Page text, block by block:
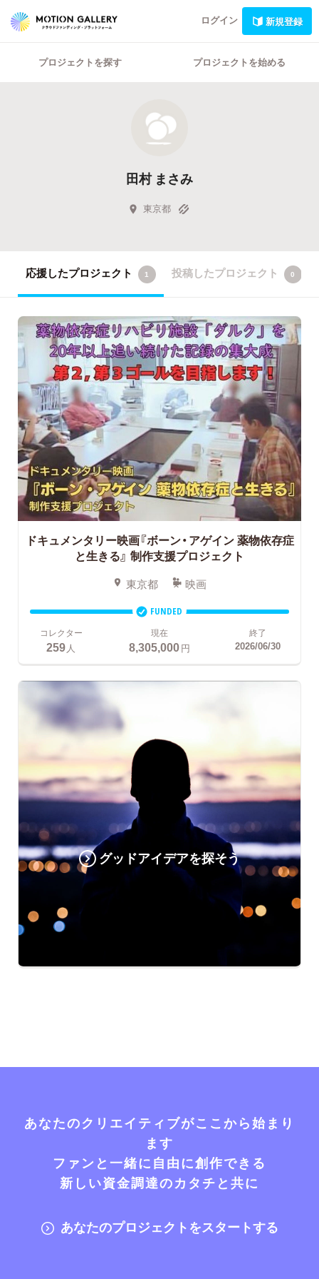
ログイン 新規登録
プロジェクトを探す プロジェクトを始める
田村 まさみ
東京都
応援したプロジェクト 1 投稿したプロジェクト 0
ドキュメンタリー映画『ボーン・アゲイン 薬物依存症
と生きる』 制作支援プロジェクト
東京都 映画
FUNDED
コレクター
259 人
現在
8,305,000円
終了
2026/06/30
グッドアイデアを探そう
あなたのクリエイティブがここから始まり
ます
ファンと一緒に自由に創作できる
新しい資金調達のカタチと共に
あなたのプロジェクトをスタートする